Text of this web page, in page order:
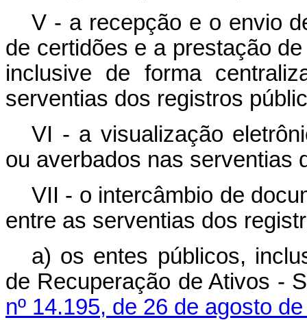
V - a recepção e o envio
de certidões e a prestação
inclusive de forma
serventias dos registros
VI - a visualização
ou averbados nas serventias
VII - o intercâmbio de
entre as serventias dos
a) os entes públicos,
de Recuperação de Ativos -
nº 14.195, de 26 de agosto